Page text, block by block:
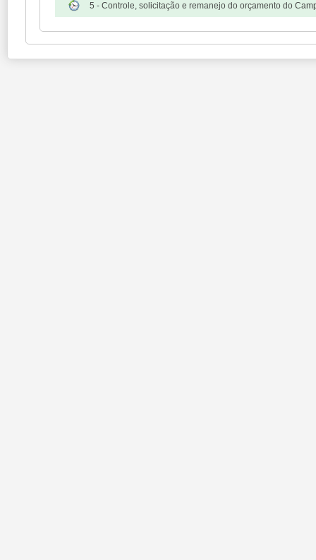
5 - Controle, solicitação e remanejo do orçamento do